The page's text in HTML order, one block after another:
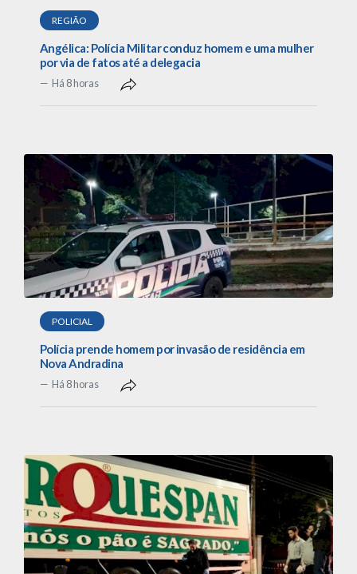
REGIÃO
Angélica: Polícia Militar conduz homem e uma mulher
por via de fatos até a delegacia
Há 8 horas
POLICIAL
Polícia prende homem por invasão de residência em
Nova Andradina
Há 8 horas